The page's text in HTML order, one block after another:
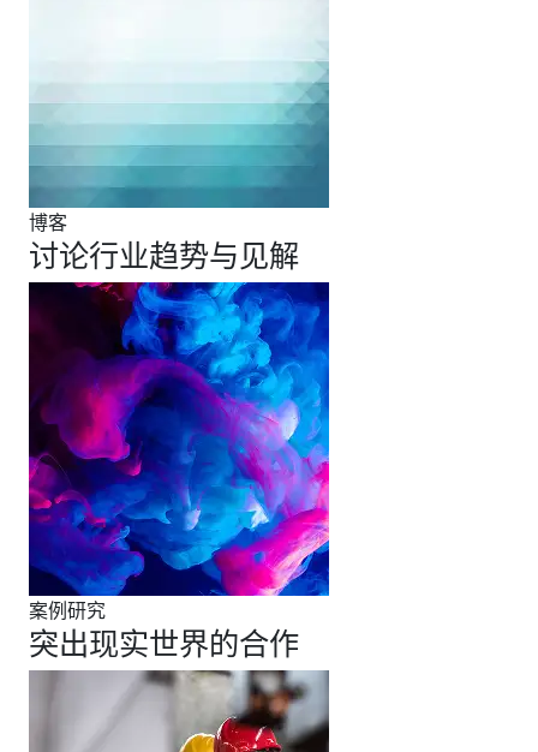
博客
讨论行业趋势与见解
案例研究
突出现实世界的合作